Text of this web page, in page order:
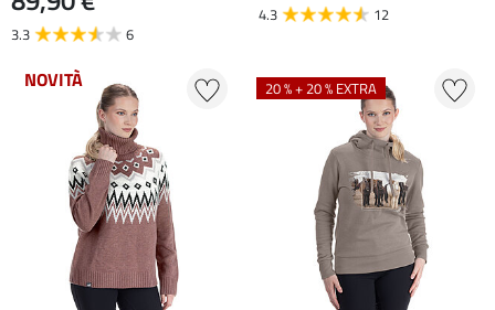
3.3 6
4.3 12
NOVITÀ 20 % + 20 % EXTRA